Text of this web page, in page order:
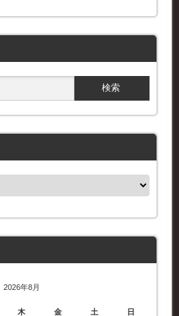
2026年8月
木 金 土 日